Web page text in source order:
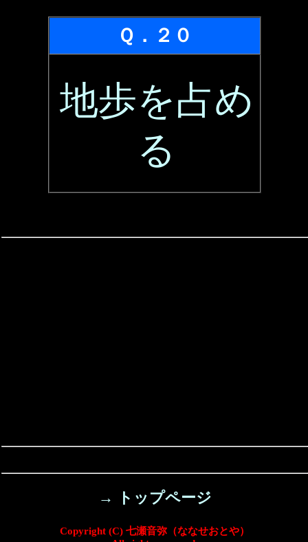
Ｑ．２０
地歩を占め
る
→ トップページ
Copyright (C) 七瀬音弥（ななせおとや）